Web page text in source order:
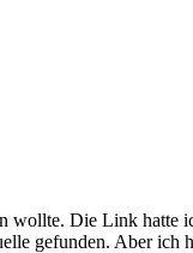
wollte. Die Link hatte
gefunden. Aber ich